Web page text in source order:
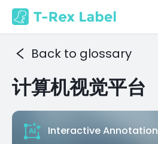
Back to glossary
计算机视觉平台
Interactive Annotation